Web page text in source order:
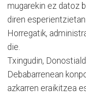
mugarekin ez datoz
diren
Horregatik,
die.
Txingudin,
Debabarrenean
azkarren eraikitzea